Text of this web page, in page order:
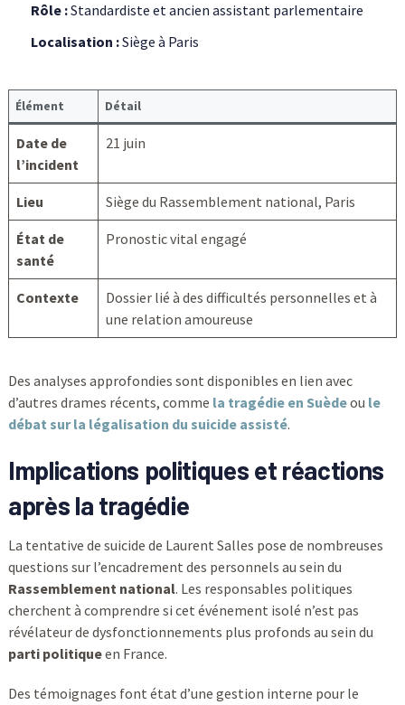
Rôle :Standardiste et ancien assistant parlementaire
Localisation :Siège à Paris
Élément Détail
Date de
l’incident
21 juin
Lieu Siège du Rassemblement national, Paris
État de
santé
Pronostic vital engagé
Contexte
Dossier lié à des difficultés personnelles et à
une relation amoureuse
Des analyses approfondies sont disponibles en lien avec
d’autres drames récents, comme la tragédie en Suèdeou le
débat sur la légalisation du suicide assisté.
Implications politiques et réactions
après la tragédie
La tentative de suicide de Laurent Salles pose de nombreuses
questions sur l’encadrement des personnels au sein du
Rassemblement national. Les responsables politiques
cherchent à comprendre si cet événement isolé n’est pas
révélateur de dysfonctionnements plus profonds au sein du
parti politiqueen France.
Des témoignages font état d’une gestion interne pour le